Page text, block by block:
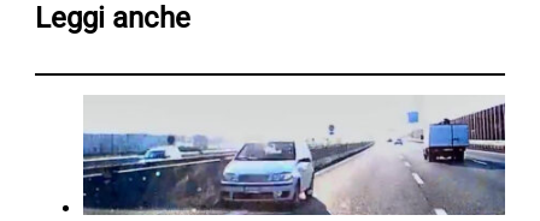
Leggi anche